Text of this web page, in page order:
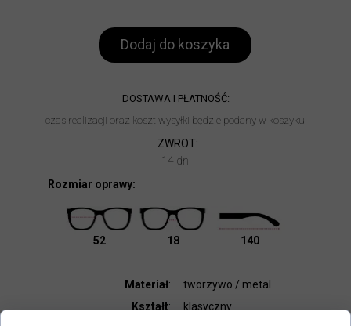
14 dni
czas realizacji oraz koszt wysyłki będzie podany w koszyku
ZWROT:
DOSTAWA I PŁATNOŚĆ:
52
klasyczny
Kształt:
140
18
tworzywo / metal
Materiał:
Rozmiar oprawy:
Dodaj do koszyka